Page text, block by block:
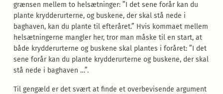
grænsen mellem to helsætninger: ”I det sene forår kan du
plante krydderurterne, og buskene, der skal stå nede i
baghaven, kan du plante til efteråret.” Hvis kommaet mellem
helsætningerne mangler her, tror man måske til en start, at
både krydderurterne og buskene skal plantes i foråret: ”I det
sene forår kan du plante krydderurterne og buskene, der skal
stå nede i baghaven …”.
Til gengæld er det svært at finde et overbevisende argument